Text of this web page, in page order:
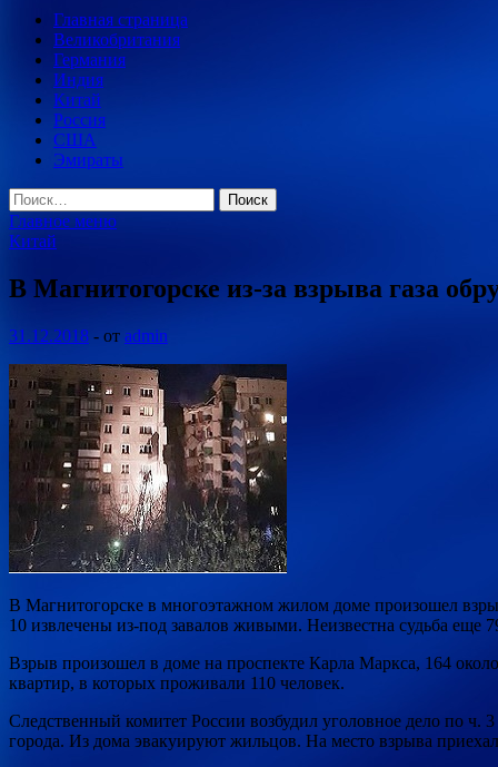
Главная страница
Великобритания
Германия
Индия
Китай
Россия
США
Эмираты
Найти:
Главное меню
Китай
В Магнитогорске из-за взрыва газа
31.12.2018 - от admin
В Магнитогорске в многоэтажном жилом доме произошел
10 извлечены из-под завалов живыми. Неизвестна судьба еще
Взрыв произошел в доме на проспекте Карла Маркса, 164
квартир, в которых проживали 110 человек.
Следственный комитет России возбудил уголовное дело по
города. Из дома эвакуируют жильцов. На место взрыва